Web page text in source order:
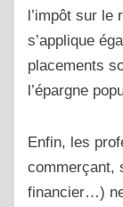
l’impôt sur le
s’applique
placements
l’épargne
Enfin, les
commerçant,
financier…)